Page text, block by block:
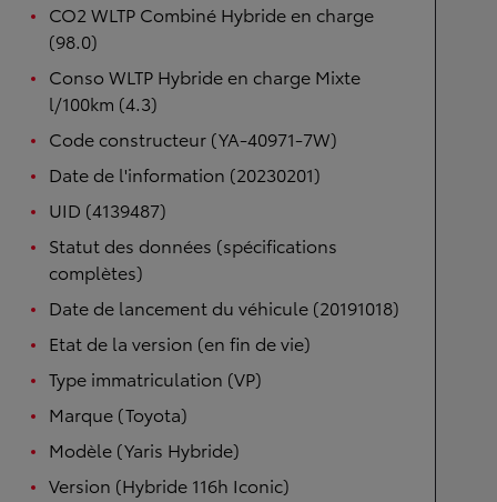
CO2 WLTP Combiné Hybride en charge
(98.0)
Conso WLTP Hybride en charge Mixte
l/100km (4.3)
Code constructeur (YA-40971-7W)
Date de l'information (20230201)
UID (4139487)
Statut des données (spécifications
complètes)
Date de lancement du véhicule (20191018)
Etat de la version (en fin de vie)
Type immatriculation (VP)
Marque (Toyota)
Modèle (Yaris Hybride)
Version (Hybride 116h Iconic)